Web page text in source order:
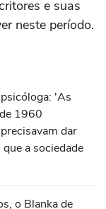
e suas
neste período.
'As
1960
dar
a sociedade
o Blanka de